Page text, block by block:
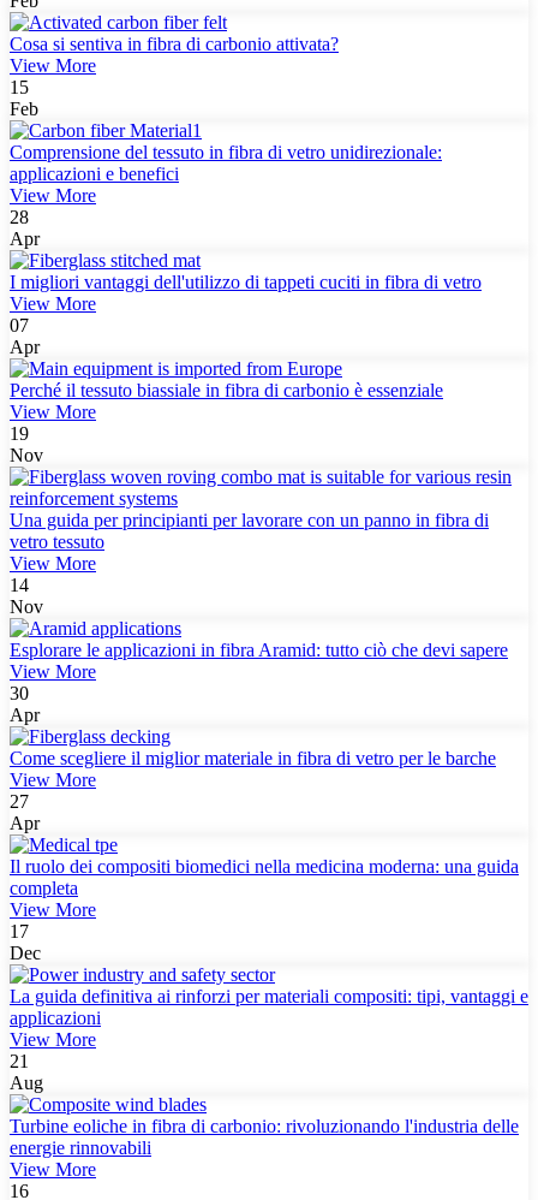
Cosa si sentiva in fibra di carbonio attivata?
View More
15
Feb
Comprensione del tessuto in fibra di vetro unidirezionale:
applicazioni e benefici
View More
28
Apr
I migliori vantaggi dell'utilizzo di tappeti cuciti in fibra di vetro
View More
07
Apr
Perché il tessuto biassiale in fibra di carbonio è essenziale
View More
19
Nov
Una guida per principianti per lavorare con un panno in fibra di
vetro tessuto
View More
14
Nov
Esplorare le applicazioni in fibra Aramid: tutto ciò che devi sapere
View More
30
Apr
Come scegliere il miglior materiale in fibra di vetro per le barche
View More
27
Apr
Il ruolo dei compositi biomedici nella medicina moderna: una guida
completa
View More
17
Dec
La guida definitiva ai rinforzi per materiali compositi: tipi, vantaggi e
applicazioni
View More
21
Aug
Turbine eoliche in fibra di carbonio: rivoluzionando l'industria delle
energie rinnovabili
View More
16